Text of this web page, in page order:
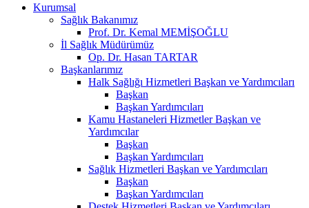
Kurumsal
Sağlık Bakanımız
Prof. Dr. Kemal MEMİŞOĞLU
İl Sağlık Müdürümüz
Op. Dr. Hasan TARTAR
Başkanlarımız
Halk Sağlığı Hizmetleri Başkan ve Yardımcıları
Başkan
Başkan Yardımcıları
Kamu Hastaneleri Hizmetler Başkan ve
Yardımcılar
Başkan
Başkan Yardımcıları
Sağlık Hizmetleri Başkan ve Yardımcıları
Başkan
Başkan Yardımcıları